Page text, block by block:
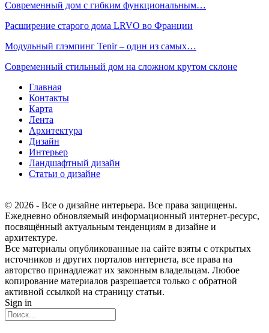
Современный дом с гибким функциональным…
Расширение старого дома LRVO во Франции
Модульный глэмпинг Tenir – один из самых…
Современный стильный дом на сложном крутом склоне
Главная
Контакты
Карта
Лента
Архитектура
Дизайн
Интерьер
Ландшафтный дизайн
Статьи о дизайне
© 2026 - Все о дизайне интерьера. Все права защищены.
Ежедневно обновляемый информационный интернет-ресурс,
посвящённый актуальным тенденциям в дизайне и
архитектуре.
Все материалы опубликованные на сайте взяты с открытых
источников и других порталов интернета, все права на
авторство принадлежат их законным владельцам. Любое
копирование материалов разрешается только с обратной
активной ссылкой на страницу статьи.
Sign in